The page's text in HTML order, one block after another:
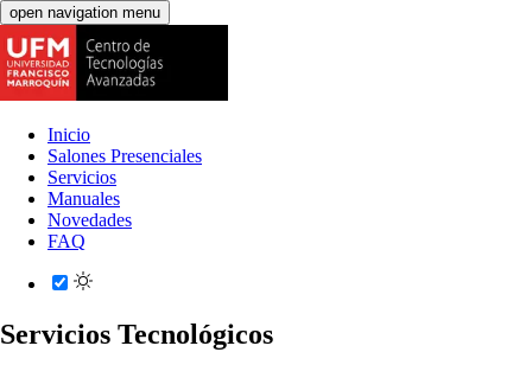
open navigation menu
Inicio
Salones Presenciales
Servicios
Manuales
Novedades
FAQ
Servicios Tecnológicos